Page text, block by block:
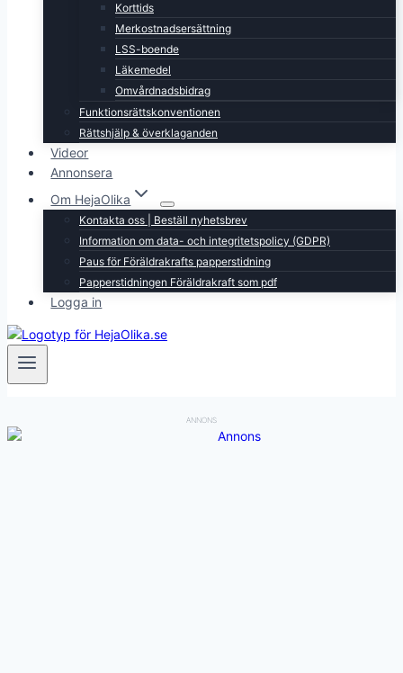
Korttids
Merkostnadsersättning
LSS-boende
Läkemedel
Omvårdnadsbidrag
Funktionsrättskonventionen
Rättshjälp & överklaganden
Videor
Annonsera
Om HejaOlika
Kontakta oss | Beställ nyhetsbrev
Information om data- och integritetspolicy (GDPR)
Paus för Föräldrakrafts papperstidning
Papperstidningen Föräldrakraft som pdf
Logga in
ANNONS